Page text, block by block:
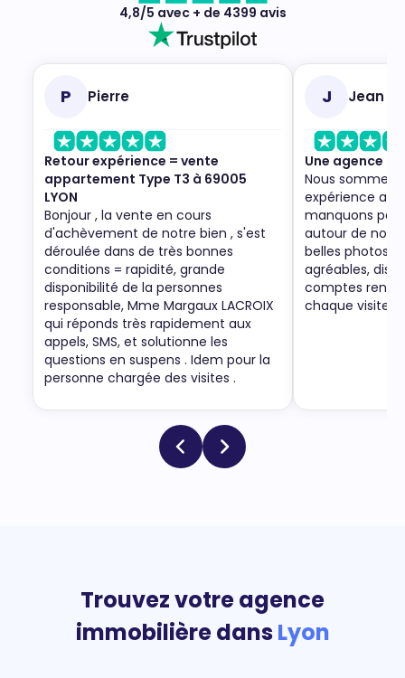
4,8/5 avec + de 4399 avis
P Pierre
Retour expérience = vente
appartement Type T3 à 69005
LYON
Bonjour , la vente en cours
d'achèvement de notre bien , s'est
déroulée dans de très bonnes
conditions = rapidité, grande
disponibilité de la personnes
responsable, Mme Margaux LACROIX
qui réponds très rapidement aux
appels, SMS, et solutionne les
questions en suspens . Idem pour la
personne chargée des visites .
J Jean
Une agence
Nous sommes
expérience
manquons pas
autour de
belles photos
agréables,
comptes
chaque visite.
Trouvez votre agence
immobilière dansLyon